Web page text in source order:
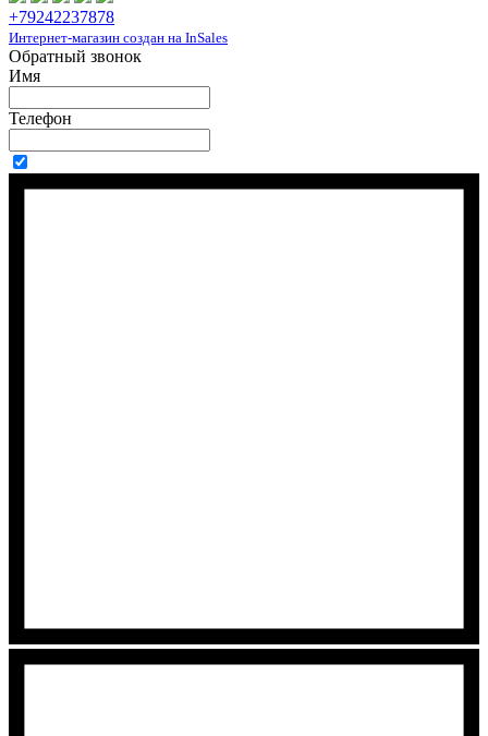
+79242237878
Интернет-магазин создан на InSales
Обратный звонок
Имя
Телефон